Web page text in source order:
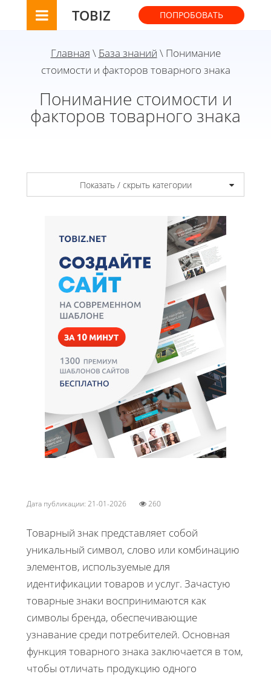
TOBIZ ПОПРОБОВАТЬ
Главная \ База знаний \ Понимание
стоимости и факторов товарного знака
Понимание стоимости и
факторов товарного знака
Показать / скрыть категории
Дата публикации: 21-01-2026 260
Товарный знак представляет собой
уникальный символ, слово или комбинацию
элементов, используемые для
идентификации товаров и услуг. Зачастую
товарные знаки воспринимаются как
символы бренда, обеспечивающие
узнавание среди потребителей. Основная
функция товарного знака заключается в том,
чтобы отличать продукцию одного